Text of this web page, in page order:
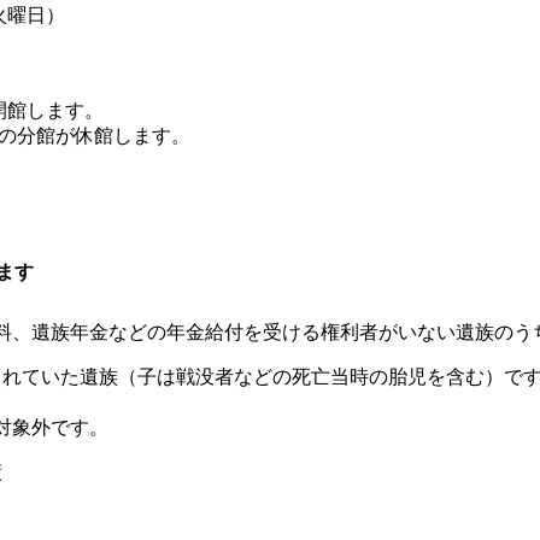
日）
します。
分館が休館します。
す
遺族年金などの年金給付を受ける権利者がいない遺族のう
ていた遺族（子は戦没者などの死亡当時の胎児を含む）で
外です。